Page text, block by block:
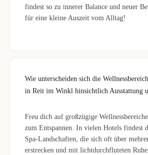
findest so zu innerer Balance und neuer
für eine kleine Auszeit vom Alltag!
Wie unterscheiden sich die
in Reit im Winkl hinsichtlich Ausstattung
Freu dich auf großzügige
zum Entspannen. In vielen Hotels findest
Spa-Landschaften, die sich oft über
erstrecken und mit lichtdurchfluteten